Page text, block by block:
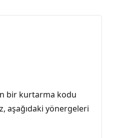
bir kurtarma kodu
aşağıdaki yönergeleri